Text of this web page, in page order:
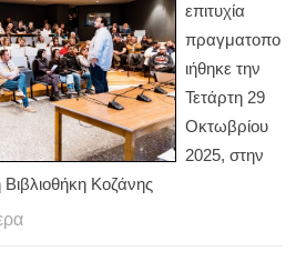
επιτυχία
πραγματοπο
ιήθηκε την
Τετάρτη 29
Οκτωβρίου
2025, στην
Κοζάνης